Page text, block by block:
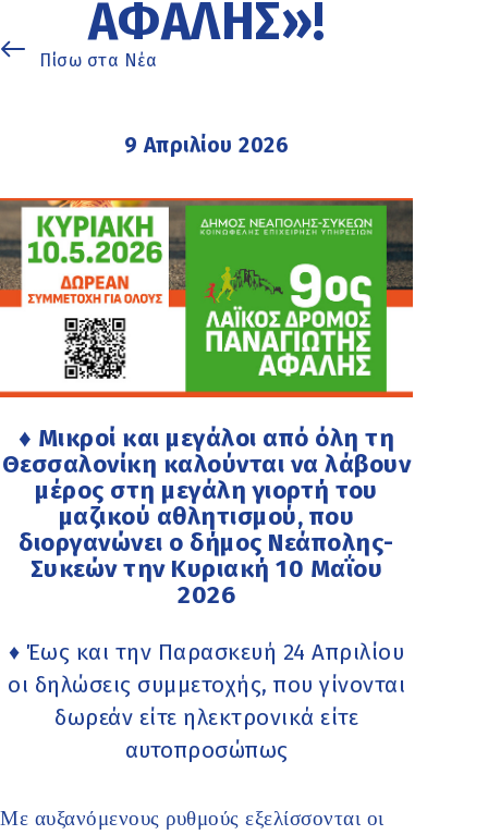
ΑΦΑΛΉΣ»!
Πίσω στα Νέα
9 Απριλίου 2026
♦ Μικροί και μεγάλοι από όλη τη
Θεσσαλονίκη καλούνται να λάβουν
μέρος στη μεγάλη γιορτή του
μαζικού αθλητισμού, που
διοργανώνει ο δήμος Νεάπολης-
Συκεών την Κυριακή 10 Μαΐου
2026
♦ Έως και την Παρασκευή 24 Απριλίου
οι δηλώσεις συμμετοχής, που γίνονται
δωρεάν είτε ηλεκτρονικά είτε
αυτοπροσώπως
Με αυξανόμενους ρυθμούς εξελίσσονται οι